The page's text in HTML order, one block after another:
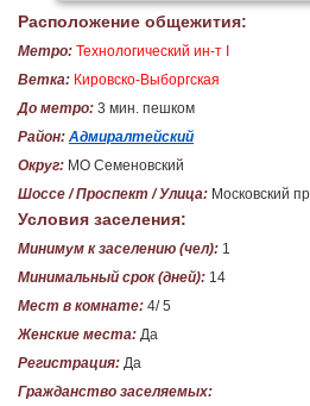
Расположение общежития:
Метро: Технологический ин-т I
Ветка: Кировско-Выборгская
До метро: 3 мин. пешком
Район: Адмиралтейский
Округ: МО Семеновский
Шоссе / Проспект / Улица: Московский
Условия заселения:
Минимум к заселению (чел): 1
Минимальный срок (дней): 14
Мест в комнате: 4/ 5
Женские места: Да
Регистрация: Да
Гражданство заселяемых: